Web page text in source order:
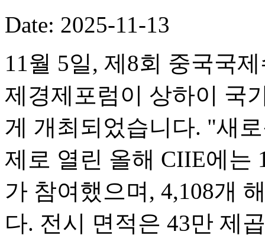
Date: 2025-11-13
11월 5일, 제8회 중국국
제경제포럼이 상하이 국
게 개최되었습니다. "새
제로 열린 올해 CIIE에는
가 참여했으며, 4,108개
다. 전시 면적은 43만 제